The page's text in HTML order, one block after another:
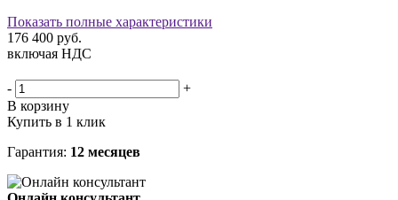
Показать полные характеристики
176 400 руб.
включая НДС
-
+
В корзину
Купить в 1 клик
Гарантия: 12 месяцев